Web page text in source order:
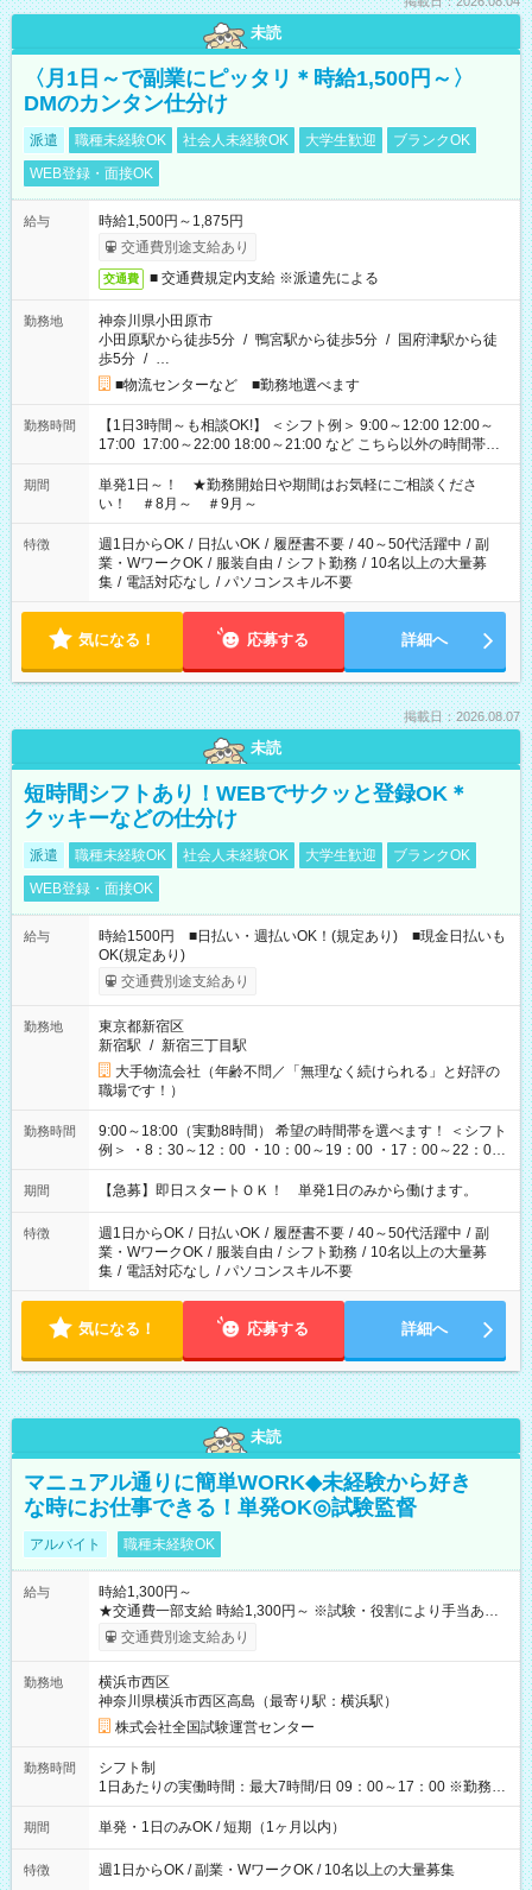
未読
〈月1日～で副業にピッタリ＊時給1,500円～〉
DMのカンタン仕分け
派遣 職種未経験OK 社会人未経験OK 大学生歓迎
ブランクOK
WEB登録・面接OK
給与
時給1,500円～1,875円
交通費別途支給あり
交通費 ■ 交通費規定内支給 ※派遣先による
勤務地
神奈川県小田原市
小田原駅から徒歩5分 / 鴨宮駅から徒歩5分 / 国府津駅から徒
歩5分 / …
■物流センターなど ■勤務地選べます
勤務時間
【1日3時間～も相談OK!】 ＜シフト例＞ 9:00～12:00 12:00～
17:00 17:00～22:00 18:00～21:00 など こちら以外の時間帯も
お気軽にご相談ください！
期間
単発1日～！ ★勤務開始日や期間はお気軽にご相談くださ
い！ ＃8月～ ＃9月～
特徴 週1日からOK / 日払いOK / 履歴書不要 / 40～50代活躍中 / 副
業・WワークOK / 服装自由 / シフト勤務 / 10名以上の大量募
集 / 電話対応なし / パソコンスキル不要
気になる！ 応募する 詳細へ
掲載日：2026.08.07
未読
短時間シフトあり！WEBでサクッと登録OK＊
クッキーなどの仕分け
派遣 職種未経験OK 社会人未経験OK 大学生歓迎
ブランクOK
WEB登録・面接OK
給与
時給1500円 ■日払い・週払いOK！(規定あり) ■現金日払いも
OK(規定あり)
交通費別途支給あり
勤務地
東京都新宿区
新宿駅 / 新宿三丁目駅
大手物流会社（年齢不問／「無理なく続けられる」と好評の
職場です！）
勤務時間
9:00～18:00（実動8時間） 希望の時間帯を選べます！ ＜シフト
例＞ ・8：30～12：00 ・10：00～19：00 ・17：00～22：00
・13：00～22：00 ・22：00～翌6：00 など
期間 【急募】即日スタートＯＫ！ 単発1日のみから働けます。
特徴 週1日からOK / 日払いOK / 履歴書不要 / 40～50代活躍中 / 副
業・WワークOK / 服装自由 / シフト勤務 / 10名以上の大量募
集 / 電話対応なし / パソコンスキル不要
気になる！ 応募する 詳細へ
未読
マニュアル通りに簡単WORK◆未経験から好き
な時にお仕事できる！単発OK◎試験監督
アルバイト 職種未経験OK
給与
時給1,300円～
★交通費一部支給 時給1,300円～ ※試験・役割により手当あり
※勤務回数により昇給あり 【即給（前払い）オプションあ
り！】 希望される場合、勤務から1週間ほどで給与の一部を受け
例】 ・河合塾模擬試験 8:30～17:30（休憩1時間） 時給1,300円
×8時間＝日収10,400円＋交通費 ※当日の役割により時給＋100
円の場合あり ・国家試験 7:00～13:30（休憩なし） 時給1,300
円（役割手当＋100円）×6時間＝日収8,400円＋交通費 【試用期
間】試用期間なし
交通費別途支給あり
勤務地
横浜市西区
神奈川県横浜市西区高島（最寄り駅：横浜駅）
株式会社全国試験運営センター
勤務時間
シフト制
1日あたりの実働時間：最大7時間/日 09：00～17：00 ※勤務時
間は 試験により異なります。
期間 単発・1日のみOK / 短期（1ヶ月以内）
特徴 週1日からOK / 副業・WワークOK / 10名以上の大量募集